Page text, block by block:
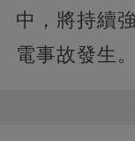
中，將持續
電事故發生。